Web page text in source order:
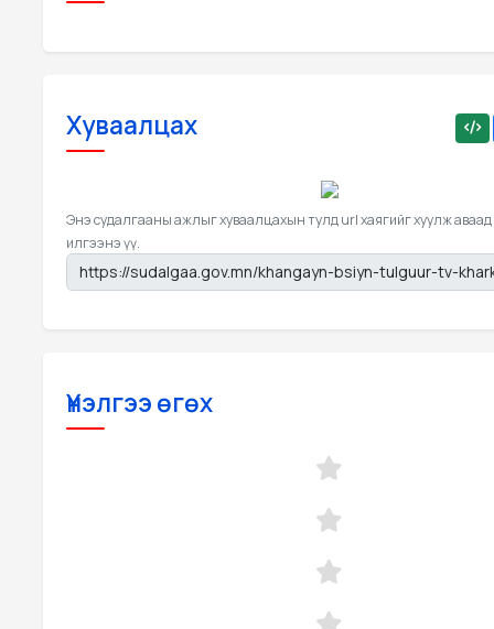
Хуваалцах
Энэ судалгааны ажлыг хуваалцахын тулд url хаягийг хуулж аваад
илгээнэ үү.
Үнэлгээ өгөх